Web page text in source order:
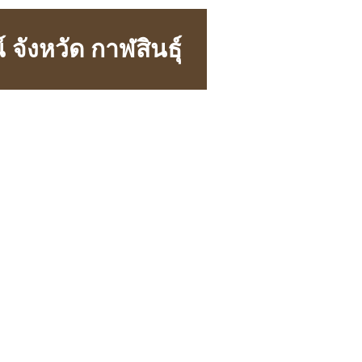
จังหวัด กาฬสินธุ์